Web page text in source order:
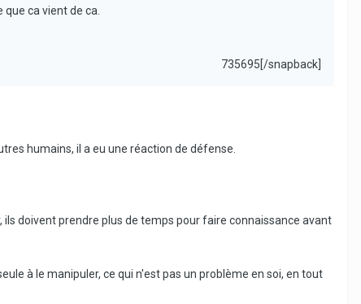
ca vient de ca.
735695[/snapback]
humains, il a eu une réaction de défense.
doivent prendre plus de temps pour faire connaissance avant
à le manipuler, ce qui n'est pas un problème en soi, en tout